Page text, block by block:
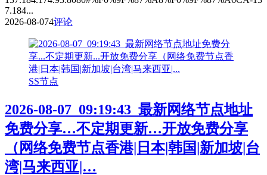
7.184...
2026-08-074评论
SS节点
2026-08-07_09:19:43_最新网络节点地址
免费分享…不定期更新…开放免费分享
（网络免费节点香港|日本|韩国|新加坡|台
湾|马来西亚|…